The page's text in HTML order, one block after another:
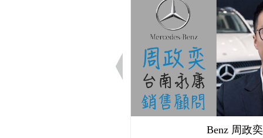
Benz 周政奕